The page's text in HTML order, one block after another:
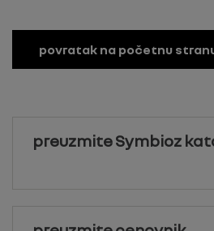
povratak na početnu
preuzmite Symbioz